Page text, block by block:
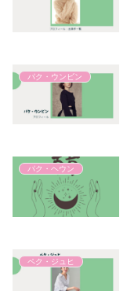
パク・ウンビン
パク・ヘウン
ペク・ジュヒ